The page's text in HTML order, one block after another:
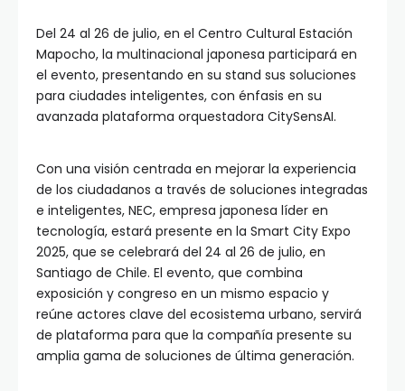
Del 24 al 26 de julio, en el Centro Cultural Estación
Mapocho, la multinacional japonesa participará en
el evento, presentando en su stand sus soluciones
para ciudades inteligentes, con énfasis en su
avanzada plataforma orquestadora CitySensAI.
Con una visión centrada en mejorar la experiencia
de los ciudadanos a través de soluciones integradas
e inteligentes, NEC, empresa japonesa líder en
tecnología, estará presente en la Smart City Expo
2025, que se celebrará del 24 al 26 de julio, en
Santiago de Chile. El evento, que combina
exposición y congreso en un mismo espacio y
reúne actores clave del ecosistema urbano, servirá
de plataforma para que la compañía presente su
amplia gama de soluciones de última generación.